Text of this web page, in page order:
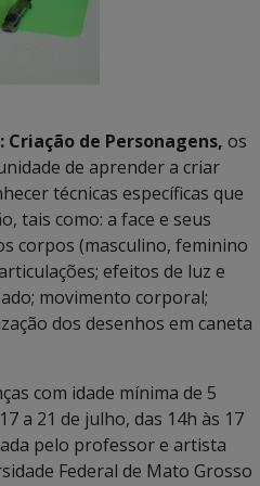
Criação de Personagens, os
de aprender a criar
técnicas específicas que
tais como: a face e seus
corpos (masculino, feminino
efeitos de luz e
movimento corporal;
dos desenhos em caneta
com idade mínima de 5
a 21 de julho, das 14h às 17
pelo professor e artista
Federal de Mato Grosso